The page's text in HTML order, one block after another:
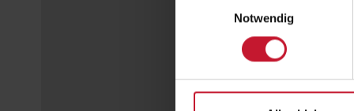
Notwendig